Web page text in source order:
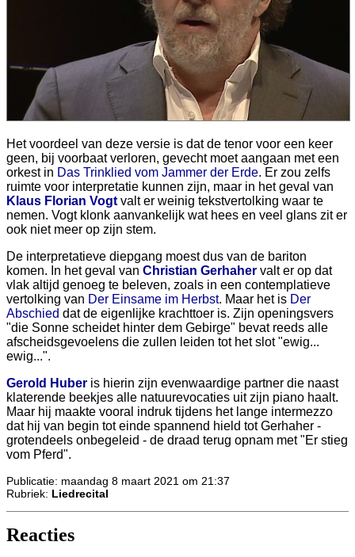
Het voordeel van deze versie is dat de tenor voor een keer
geen, bij voorbaat verloren, gevecht moet aangaan met een
orkest in Das Trinklied vom Jammer der Erde. Er zou zelfs
ruimte voor interpretatie kunnen zijn, maar in het geval van
Klaus Florian Vogt valt er weinig tekstvertolking waar te
nemen. Vogt klonk aanvankelijk wat hees en veel glans zit er
ook niet meer op zijn stem.
De interpretatieve diepgang moest dus van de bariton
komen. In het geval van Christian Gerhaher valt er op dat
vlak altijd genoeg te beleven, zoals in een contemplatieve
vertolking van Der Einsame im Herbst. Maar het is Der
Abschied dat de eigenlijke krachttoer is. Zijn openingsvers
"die Sonne scheidet hinter dem Gebirge" bevat reeds alle
afscheidsgevoelens die zullen leiden tot het slot "ewig...
ewig...".
Gerold Huber is hierin zijn evenwaardige partner die naast
klaterende beekjes alle natuurevocaties uit zijn piano haalt.
Maar hij maakte vooral indruk tijdens het lange intermezzo
dat hij van begin tot einde spannend hield tot Gerhaher -
grotendeels onbegeleid - de draad terug opnam met "Er stieg
vom Pferd".
Publicatie: maandag 8 maart 2021 om 21:37
Rubriek: Liedrecital
Reacties